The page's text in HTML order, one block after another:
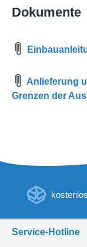
Dokumente
Anlieferung
Grenzen der
Service-Hotline